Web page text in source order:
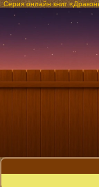
Серия онлайн книг